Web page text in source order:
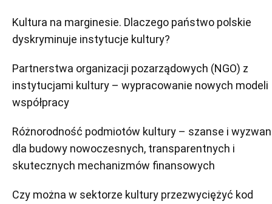
Kultura na marginesie. Dlaczego państwo polskie
dyskryminuje instytucje kultury?
Partnerstwa organizacji pozarządowych (NGO) z
instytucjami kultury – wypracowanie nowych modeli
współpracy
Różnorodność podmiotów kultury – szanse i
dla budowy nowoczesnych, transparentnych i
skutecznych mechanizmów finansowych
Czy można w sektorze kultury przezwyciężyć kod